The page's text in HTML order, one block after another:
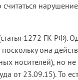
1272 ГК РФ).
она
носителей), но
от 23.09.15). То